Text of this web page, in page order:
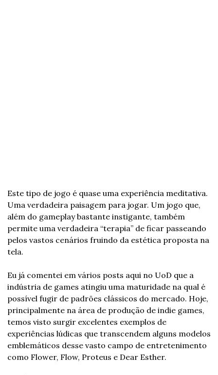
Este tipo de jogo é quase uma experiência meditativa.
Uma verdadeira paisagem para jogar. Um jogo que,
além do gameplay bastante instigante, também
permite uma verdadeira “terapia” de ficar passeando
pelos vastos cenários fruindo da estética proposta na
tela.
Eu já comentei em vários posts aqui no UoD que a
indústria de games atingiu uma maturidade na qual é
possível fugir de padrões clássicos do mercado. Hoje,
principalmente na área de produção de indie games,
temos visto surgir excelentes exemplos de
experiências lúdicas que transcendem alguns modelos
emblemáticos desse vasto campo de entretenimento
como Flower, Flow, Proteus e Dear Esther.